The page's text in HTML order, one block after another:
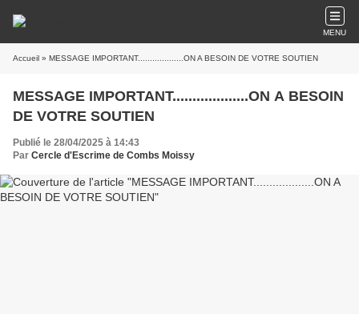
MENU
Accueil » MESSAGE IMPORTANT...................ON A BESOIN DE VOTRE SOUTIEN
MESSAGE IMPORTANT...................ON A BESOIN
DE VOTRE SOUTIEN
Publié le 28/04/2025 à 14:43
Par Cercle d'Escrime de Combs Moissy